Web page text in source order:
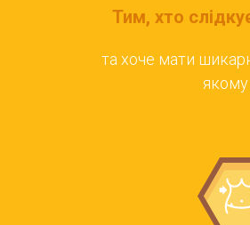
Тим, хто
та хоче мати
якому